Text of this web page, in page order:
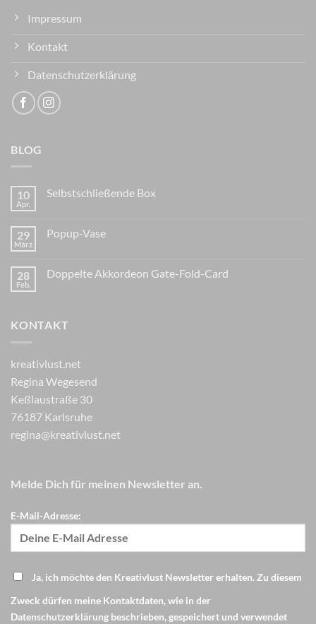
Impressum
Kontakt
Datenschutzerklärung
BLOG
10
Apr.
Selbstschließende Box
29
März
Popup-Vase
28
Feb.
Doppelte Akkordeon Gate-Fold-Card
KONTAKT
kreativlust.net
Regina Wegesend
Keßlaustraße 30
76187 Karlsruhe
regina@kreativlust.net
Melde Dich für meinen Newsletter an.
E-Mail-Adresse:
Ja, ich möchte den Kreativlust Newsletter erhalten. Zu diesem
Zweck dürfen meine Kontaktdaten, wie in der
Datenschutzerklärung beschrieben, gespeichert und verwendet